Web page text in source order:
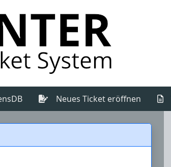
(Aktuell) Neues Ticket eröffnen